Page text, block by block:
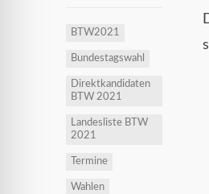
BTW2021
Bundestagswahl
Direktkandidaten
BTW 2021
Landesliste BTW
2021
Termine
Wahlen